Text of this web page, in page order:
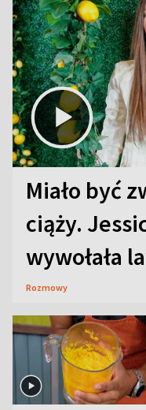
Miało być
ciąży.
wywołała
Rozmowy